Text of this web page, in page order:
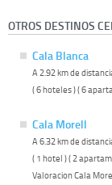
OTROS DESTINOS
Cala Blanca
A 2.92 km de
( 6 hoteles ) ( 6
Cala Morell
A 6.32 km de
( 1 hotel ) ( 2
Valoracion Cala